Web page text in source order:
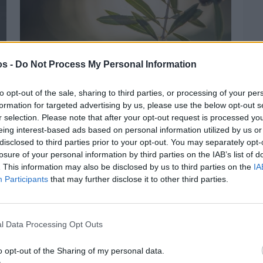
- Do Not Process My Personal Information
opt-out of the sale, sharing to third parties, or processing of your
for targeted advertising by us, please use the below opt-out
selection. Please note that after your opt-out request is processed
interest-based ads based on personal information utilized by us
to third parties prior to your opt-out. You may separately
of your personal information by third parties on the IAB’s list of
This information may also be disclosed by us to third parties on the
Participants that may further disclose it to other third parties.
Data Processing Opt Outs
opt-out of the Sharing of my personal data.
Πριν 6 ημέρες
Ελαιοκομικό Μητρώο: Ξεκινά η
προετοιμασία των ελαιοπαραγωγών στη
Χίο